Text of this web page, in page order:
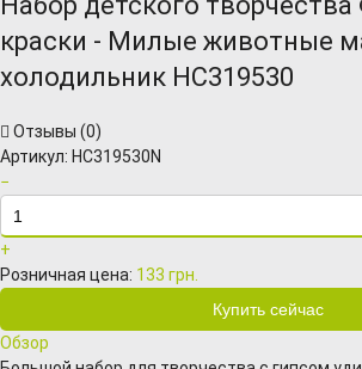
краски - Милые животные
холодильник HC319530
Отзывы (0)
Артикул: HC319530N
−
+
Розничная цена: 133 грн.
Обзор